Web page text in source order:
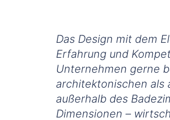
Das Design mit dem
Erfahrung und
Unternehmen gerne
architektonischen als
außerhalb des
Dimensionen –